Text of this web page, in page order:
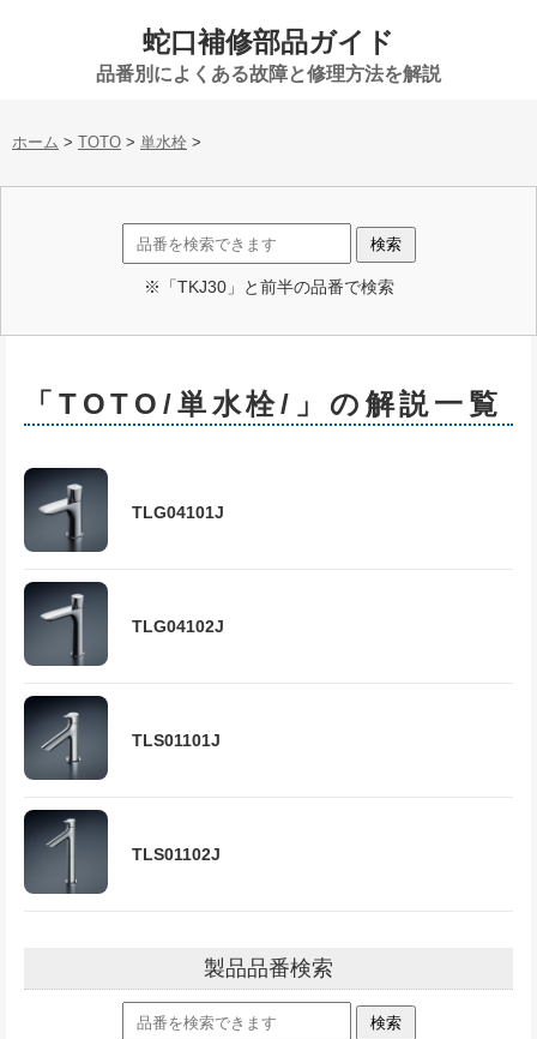
蛇口補修部品ガイド
品番別によくある故障と修理方法を解説
ホーム > TOTO > 単水栓 >
※「TKJ30」と前半の品番で検索
「TOTO/単水栓/」の解説一覧
TLG04101J
TLG04102J
TLS01101J
TLS01102J
製品品番検索